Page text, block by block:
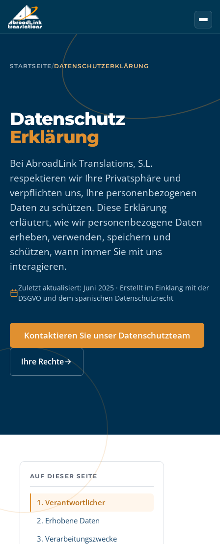
Zum Hauptinhalt springen
STARTSEITE/DATENSCHUTZERKLÄRUNG
Datenschutz
Erklärung
Bei AbroadLink Translations, S.L.
respektieren wir Ihre Privatsphäre und
verpflichten uns, Ihre personenbezogenen
Daten zu schützen. Diese Erklärung
erläutert, wie wir personenbezogene Daten
erheben, verwenden, speichern und
schützen, wann immer Sie mit uns
interagieren.
Zuletzt aktualisiert: Juni 2025 · Erstellt im Einklang mit der
DSGVO und dem spanischen Datenschutzrecht
Kontaktieren Sie unser Datenschutzteam
Ihre Rechte
AUF DIESER SEITE
1. Verantwortlicher
2. Erhobene Daten
3. Verarbeitungszwecke